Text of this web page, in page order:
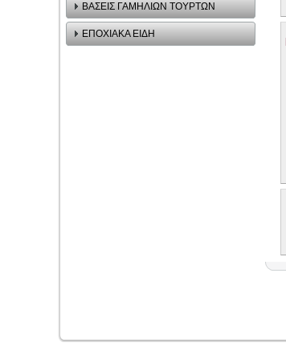
ΒΑΣΕΙΣ ΓΑΜΗΛΙΩΝ ΤΟΥΡΤΩΝ
ΕΠΟΧΙΑΚΑ ΕΙΔΗ